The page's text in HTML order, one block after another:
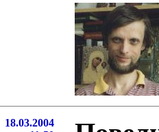
18.03.2004